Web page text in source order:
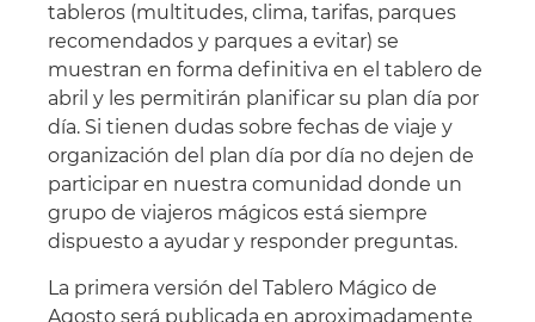
tableros (multitudes, clima, tarifas, parques
recomendados y parques a evitar) se
muestran en forma definitiva en el tablero de
abril y les permitirán planificar su plan día por
día. Si tienen dudas sobre fechas de viaje y
organización del plan día por día no dejen de
participar en nuestra comunidad donde un
grupo de viajeros mágicos está siempre
dispuesto a ayudar y responder preguntas.
La primera versión del Tablero Mágico de
Agosto será publicada en aproximadamente